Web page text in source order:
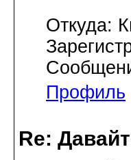
Откуда:
Профиль
Re: